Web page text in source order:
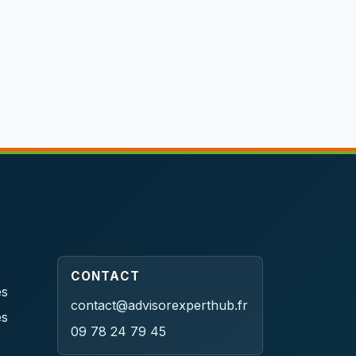
CONTACT
contact@advisorexperthub.fr
09 78 24 79 45